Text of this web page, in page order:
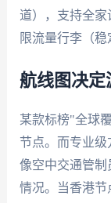
道），支持全
限流量行李（稳
航线图决定
某款标榜"全球
节点。而专业
像空中交通管制
情况。当香港节